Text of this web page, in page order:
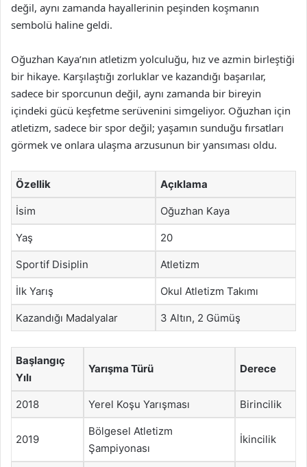
değil, aynı zamanda hayallerinin peşinden koşmanın
sembolü haline geldi.
Oğuzhan Kaya’nın atletizm yolculuğu, hız ve azmin birleştiği
bir hikaye. Karşılaştığı zorluklar ve kazandığı başarılar,
sadece bir sporcunun değil, aynı zamanda bir bireyin
içindeki gücü keşfetme serüvenini simgeliyor. Oğuzhan için
atletizm, sadece bir spor değil; yaşamın sunduğu fırsatları
görmek ve onlara ulaşma arzusunun bir yansıması oldu.
Özellik Açıklama
İsim Oğuzhan Kaya
Yaş 20
Sportif Disiplin Atletizm
İlk Yarış Okul Atletizm Takımı
Kazandığı Madalyalar 3 Altın, 2 Gümüş
Başlangıç
Yılı
Yarışma Türü Derece
2018 Yerel Koşu Yarışması Birincilik
2019
Bölgesel Atletizm
Şampiyonası
İkincilik